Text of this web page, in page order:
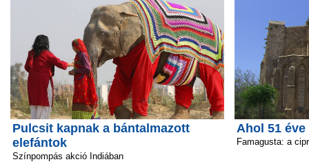
Pulcsit kapnak a bántalmazott
elefántok
Színpompás akció Indiában
Ahol 51
Famagusta: a